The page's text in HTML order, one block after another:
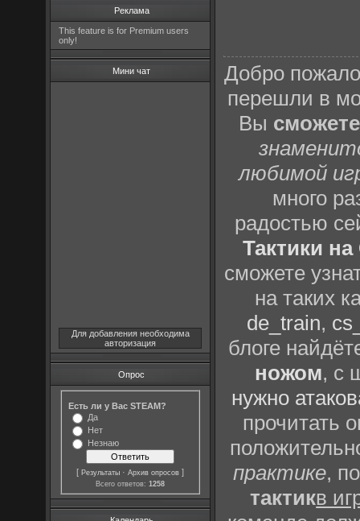
Реклама
This feature is for Premium users
only!
Мини чат
Для добавления необходима
авторизация
Опрос
Есть ли у Вас STEAM?
Да
Нет
Незнаю
[Результаты ·Архив опросов ]
Всего ответов:1258
Добро
перешли в
Вы
любимой
много
радостью
Тактики
сможете
на таких
de_train,
блоге
ножом, с
нужно
прочитать
практике,
тактикв